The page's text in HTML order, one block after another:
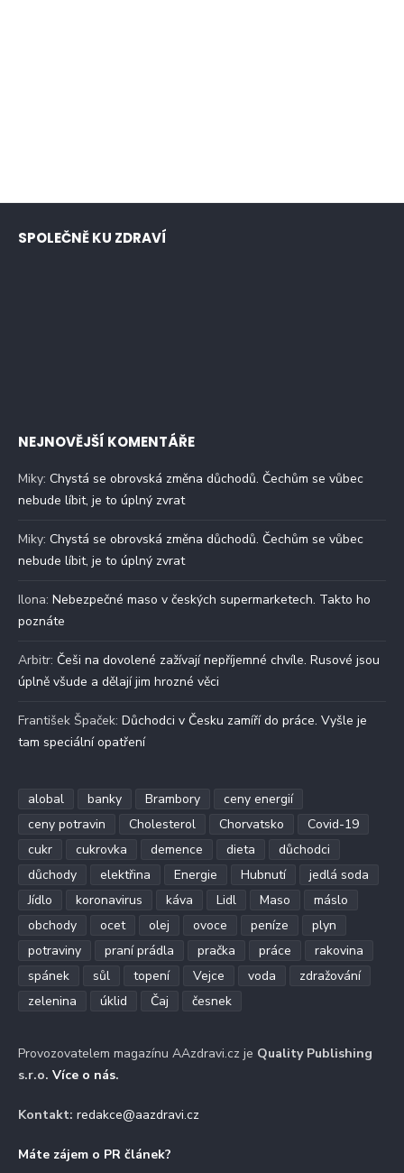
SPOLEČNĚ KU ZDRAVÍ
NEJNOVĚJŠÍ KOMENTÁŘE
Miky: Chystá se obrovská změna důchodů. Čechům se vůbec
nebude líbit, je to úplný zvrat
Miky: Chystá se obrovská změna důchodů. Čechům se vůbec
nebude líbit, je to úplný zvrat
Ilona: Nebezpečné maso v českých supermarketech. Takto ho
poznáte
Arbitr: Češi na dovolené zažívají nepříjemné chvíle. Rusové jsou
úplně všude a dělají jim hrozné věci
František Špaček: Důchodci v Česku zamíří do práce. Vyšle je
tam speciální opatření
alobal banky Brambory
ceny energií
ceny potravin
Cholesterol Chorvatsko
Covid-19
cukr
cukrovka demence dieta
důchodci
důchody
elektřina Energie Hubnutí
jedlá soda
Jídlo
koronavirus káva Lidl Maso
máslo
obchody
ocet olej ovoce peníze
plyn
potraviny
praní prádla pračka práce
rakovina
spánek
sůl topení Vejce voda
zdražování
zelenina
úklid Čaj česnek
Provozovatelem magazínu AAzdravi.cz je Quality Publishing
s.r.o. Více o nás.
Kontakt: redakce@aazdravi.cz
Máte zájem o PR článek?